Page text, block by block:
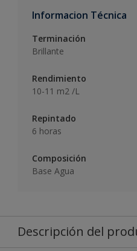
Informacion Técnica
Terminación
Brillante
Rendimiento
10-11 m2 /L
Repintado
6 horas
Composición
Base Agua
Descripción del